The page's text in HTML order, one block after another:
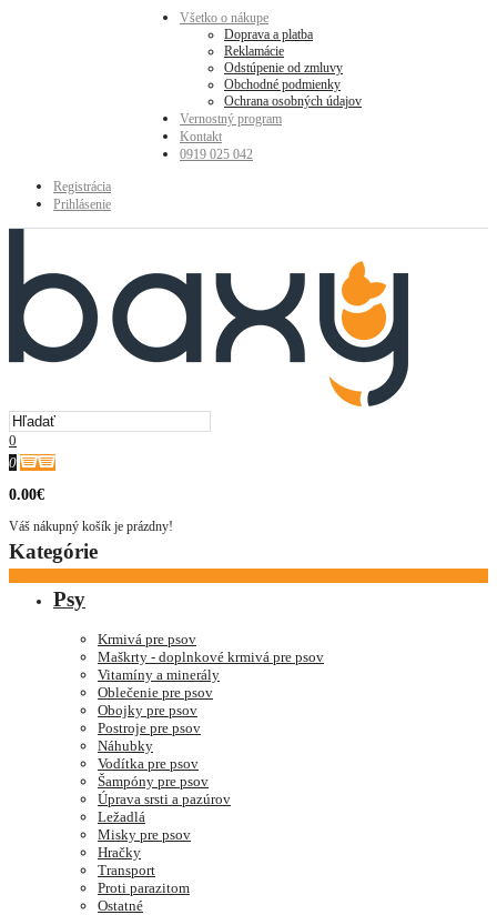
Všetko o nákupe
Doprava a platba
Reklamácie
Odstúpenie od zmluvy
Obchodné podmienky
Ochrana osobných údajov
Vernostný program
Kontakt
0919 025 042
Registrácia
Prihlásenie
0
0
0.00€
Váš nákupný košík je prázdny!
Kategórie
Psy
Krmivá pre psov
Maškrty - doplnkové krmivá pre psov
Vitamíny a minerály
Oblečenie pre psov
Obojky pre psov
Postroje pre psov
Náhubky
Vodítka pre psov
Šampóny pre psov
Úprava srsti a pazúrov
Ležadlá
Misky pre psov
Hračky
Transport
Proti parazitom
Ostatné